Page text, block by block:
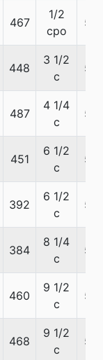
467
1/2
cpo
56
448
3 1/2
c
56
487
4 1/4
c
56
451
6 1/2
c
56
392
6 1/2
c
56
384
8 1/4
c
56
460
9 1/2
c
56
468
9 1/2
c
56